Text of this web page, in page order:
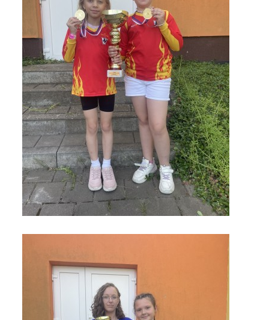
ŠKOLSKÁ RADA
PROJEKTY
ENVIRONMENTÁLNÍ VÝCHOVA
FOTOALBUM
ŠKOLNÍ DRUŽINA
ŠKOLNÍ JÍDELNA